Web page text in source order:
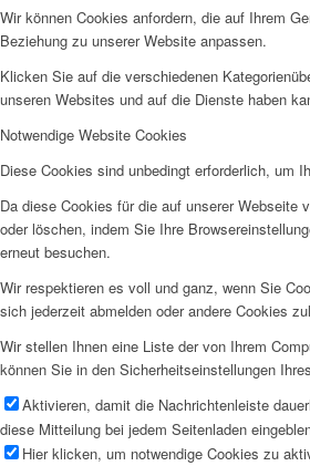
Wir können Cookies anfordern, die auf Ihrem
Beziehung zu unserer Website anpassen.
Klicken Sie auf die verschiedenen
unseren Websites und auf die Dienste haben
Notwendige Website Cookies
Diese Cookies sind unbedingt erforderlich, um
Da diese Cookies für die auf unserer Webseite
oder löschen, indem Sie Ihre
erneut besuchen.
Wir respektieren es voll und ganz, wenn Sie
sich jederzeit abmelden oder andere Cookies
Wir stellen Ihnen eine Liste der von Ihrem
können Sie in den Sicherheitseinstellungen
Aktivieren, damit die Nachrichtenleiste
diese Mitteilung bei jedem Seitenladen
Hier klicken, um notwendige Cookies zu